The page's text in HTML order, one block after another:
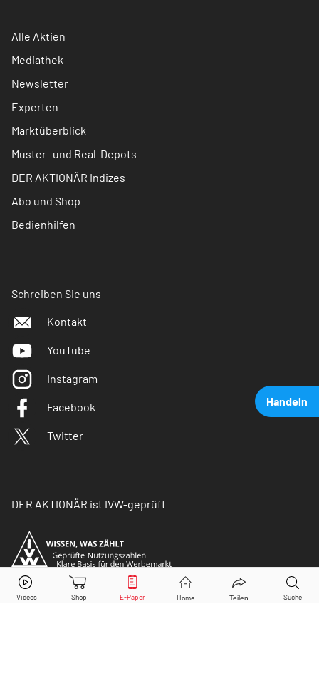
Handeln
PayPal Aktie jetzt handeln?
Alle Aktien
Mediathek
Newsletter
Experten
Marktüberblick
Muster- und Real-Depots
DER AKTIONÄR Indizes
Abo und Shop
Bedienhilfen
Schreiben Sie uns
Kontakt
YouTube
Instagram
Facebook
Twitter
DER AKTIONÄR ist IVW-geprüft